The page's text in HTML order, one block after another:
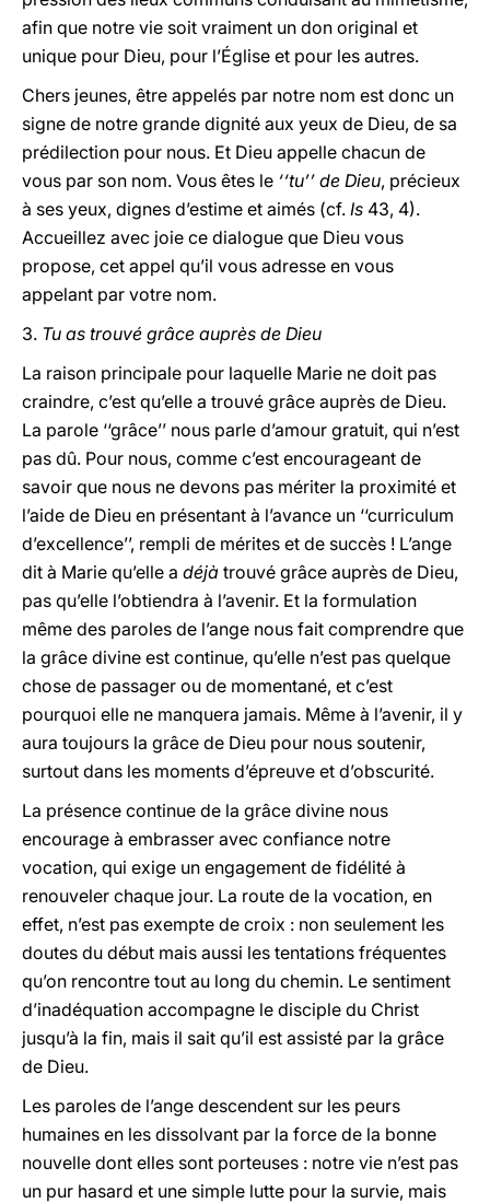
afin que notre vie soit vraiment un don original et
unique pour Dieu, pour l’Église et pour les autres.
Chers jeunes, être appelés par notre nom est donc un
signe de notre grande dignité aux yeux de Dieu, de sa
prédilection pour nous. Et Dieu appelle chacun de
vous par son nom. Vous êtes le ‘‘tu’’ de Dieu, précieux
à ses yeux, dignes d’estime et aimés (cf. Is 43, 4).
Accueillez avec joie ce dialogue que Dieu vous
propose, cet appel qu’il vous adresse en vous
appelant par votre nom.
3. Tu as trouvé grâce auprès de Dieu
La raison principale pour laquelle Marie ne doit pas
craindre, c’est qu’elle a trouvé grâce auprès de Dieu.
La parole ‘‘grâce’’ nous parle d’amour gratuit, qui n’est
pas dû. Pour nous, comme c’est encourageant de
savoir que nous ne devons pas mériter la proximité et
l’aide de Dieu en présentant à l’avance un ‘‘curriculum
d’excellence’’, rempli de mérites et de succès ! L’ange
dit à Marie qu’elle a déjà trouvé grâce auprès de Dieu,
pas qu’elle l’obtiendra à l’avenir. Et la formulation
même des paroles de l’ange nous fait comprendre que
la grâce divine est continue, qu’elle n’est pas quelque
chose de passager ou de momentané, et c’est
pourquoi elle ne manquera jamais. Même à l’avenir, il y
aura toujours la grâce de Dieu pour nous soutenir,
surtout dans les moments d’épreuve et d’obscurité.
La présence continue de la grâce divine nous
encourage à embrasser avec confiance notre
vocation, qui exige un engagement de fidélité à
renouveler chaque jour. La route de la vocation, en
effet, n’est pas exempte de croix : non seulement les
doutes du début mais aussi les tentations fréquentes
qu’on rencontre tout au long du chemin. Le sentiment
d’inadéquation accompagne le disciple du Christ
jusqu’à la fin, mais il sait qu’il est assisté par la grâce
de Dieu.
Les paroles de l’ange descendent sur les peurs
humaines en les dissolvant par la force de la bonne
nouvelle dont elles sont porteuses : notre vie n’est pas
un pur hasard et une simple lutte pour la survie, mais